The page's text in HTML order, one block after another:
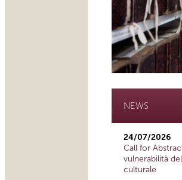
NEWS
24/07/2026
Call for
vulnerabilità
culturale